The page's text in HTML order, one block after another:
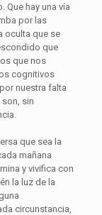
Que hay una vía
por las
oculta que se
que
que nos
cognitivos
nuestra falta
sin
que sea la
mañana
y vivifica con
la luz de la
circunstancia,